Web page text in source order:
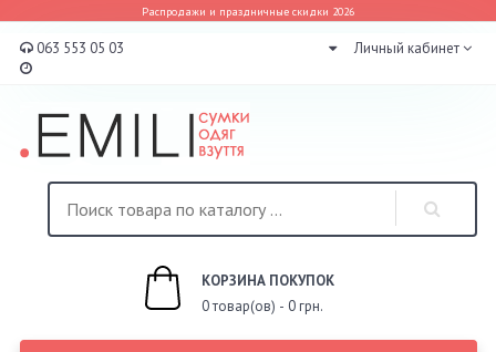
Распродажи и праздничные скидки 2026
063 553 05 03 Личный кабинет
КОРЗИНА ПОКУПОК
0 товар(ов) - 0 грн.